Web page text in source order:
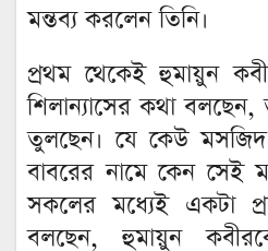
মন্তব্য করলেন তিনি।
প্রথম থেকেই হুমায়ুন
শিলান্যাসের কথা বলছেন,
তুলছেন। যে কেউ মসজিদ
বাবরের নামে কেন সেই
সকলের মধ্যেই একটা
বলছেন, হুমায়ুন